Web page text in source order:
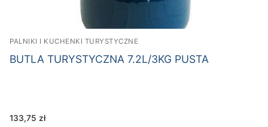
PALNIKI I KUCHENKI TURYSTYCZNE
BUTLA TURYSTYCZNA 7.2L/3KG PUSTA
133,75 zł